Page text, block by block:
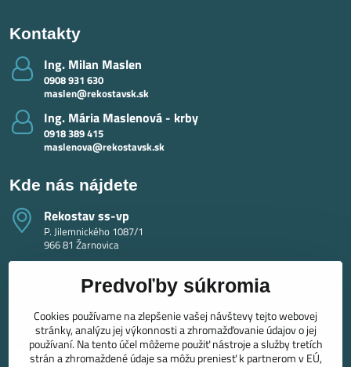
Kontakty
Ing​. Milan Maslen
0908 931 630
maslen@rekostavsk.sk
Ing​. Mária Maslenová - krby
0918 389 415
maslenova@rekostavsk.sk
Kde nás nájdete
Rekostav ss-vp
P. Jilemnického 1087/1
966 81 Žarnovica
Predvoľby súkromia
Cookies používame na zlepšenie vašej návštevy tejto webovej
stránky, analýzu jej výkonnosti a zhromažďovanie údajov o jej
používaní. Na tento účel môžeme použiť nástroje a služby tretích
strán a zhromaždené údaje sa môžu preniesť k partnerom v EÚ,